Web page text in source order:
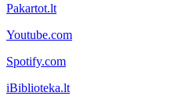
Pakartot.lt
Youtube.com
Spotify.com
iBiblioteka.lt